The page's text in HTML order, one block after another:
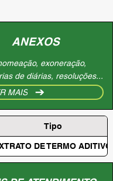
ANEXOS
exoneração,
de diárias, resoluções...
MAIS
Tipo
DE TERMO ADITIVO